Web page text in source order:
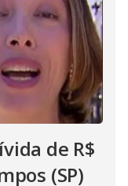
de R$
(SP)